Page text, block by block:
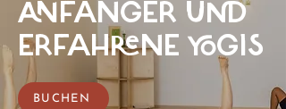
ANFÄNGER UND
ERFAHRENE YOGIS
BUCHEN